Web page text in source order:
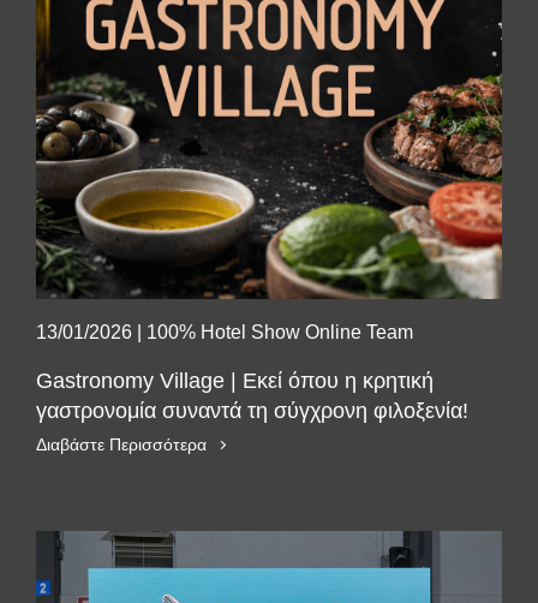
13/01/2026 100% Hotel Show Online Team
Gastronomy Village | Εκεί όπου η κρητική
γαστρονομία συναντά τη σύγχρονη φιλοξενία!
Διαβάστε Περισσότερα